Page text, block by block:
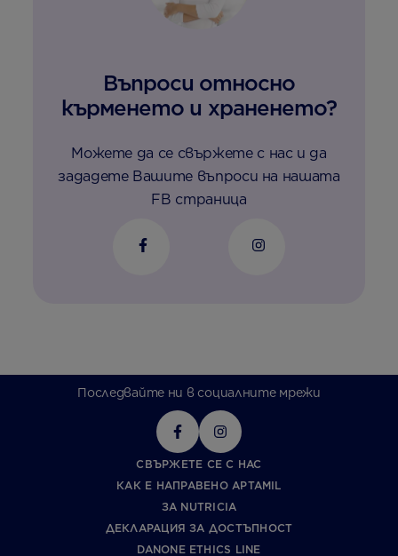
Въпроси относно
кърменето и храненето?
Можете да се свържете с нас и да
зададете Вашите въпроси на нашата
FB страница
Последвайте ни в социалните мрежи
СВЪРЖЕТЕ СЕ С НАС
КАК Е НАПРАВЕНО APTAMIL
ЗА NUTRICIA
ДЕКЛАРАЦИЯ ЗА ДОСТЪПНОСТ
DANONE ETHICS LINE